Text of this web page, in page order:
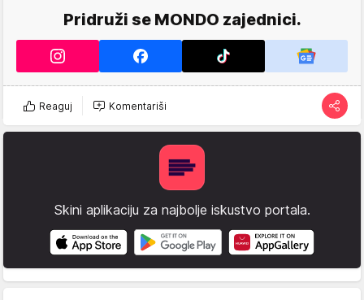
Pridruži se MONDO zajednici.
Reaguj Komentariši
Skini aplikaciju za najbolje iskustvo portala.